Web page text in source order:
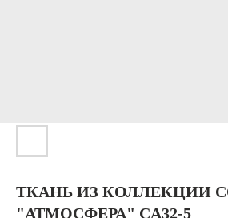
ТКАНЬ ИЗ КОЛЛЕКЦИИ
"АТМОСФЕРА" CA32-5